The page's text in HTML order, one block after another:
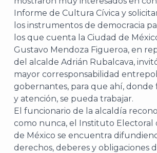
Informe de Cultura Cívica y
los instrumentos de democracia
los que cuenta la Ciudad de
Gustavo Mendoza Figueroa, en
del alcalde Adrián Rubalcava,
mayor corresponsabilidad
gobernantes, para que ahí, donde
y atención, se pueda trabajar.
El funcionario de la alcaldía
como nunca, el Instituto Electoral
de México se encuentra
derechos, deberes y obligaciones